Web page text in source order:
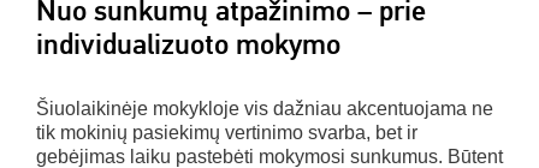
Nuo sunkumų atpažinimo – prie
individualizuoto mokymo
Šiuolaikinėje mokykloje vis dažniau akcentuojama ne
tik mokinių pasiekimų vertinimo svarba, bet ir
gebėjimas laiku pastebėti mokymosi sunkumus. Būtent